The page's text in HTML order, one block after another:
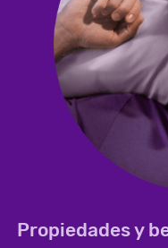
Propiedades y